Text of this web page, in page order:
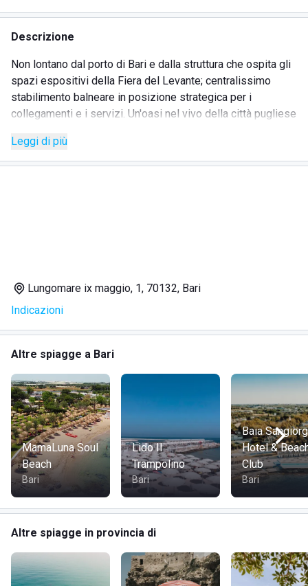
Descrizione
Non lontano dal porto di Bari e dalla struttura che ospita gli
spazi espositivi della Fiera del Levante; centralissimo
stabilimento balneare in posizione strategica per i
collegamenti e i servizi. Un'oasi nel vivo della città pugliese
lungomare IX Maggio, a due passi dal centro.
Quello che più colpisce in questo stabilimento balneare è
dedicata ai camper.
Leggi di più
Lungomare ix maggio, 1, 70132, Bari
Indicazioni
Altre spiagge a Bari
MamaLuna Soul
Beach
Bari
Lido Il
Trampolino
Bari
Baia
Hotel &
Club
Bari
Altre spiagge in provincia di